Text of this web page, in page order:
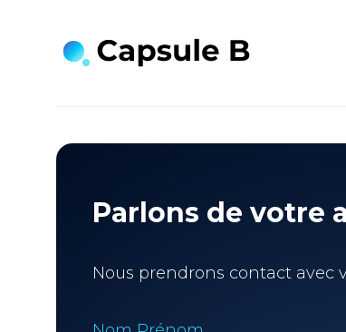
Parlons de votre
Nous prendrons contact avec